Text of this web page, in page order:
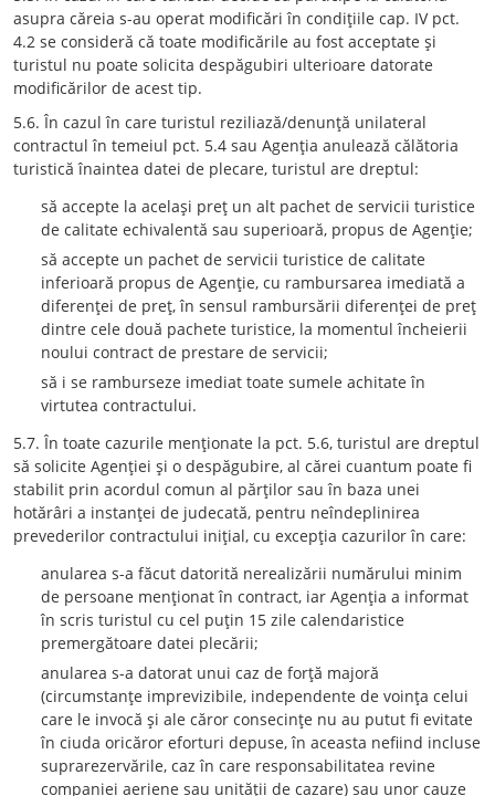
asupra căreia s-au operat modificări în condiţiile cap. IV pct.
4.2 se consideră că toate modificările au fost acceptate şi
turistul nu poate solicita despăgubiri ulterioare datorate
modificărilor de acest tip.
5.6. În cazul în care turistul reziliază/denunţă unilateral
contractul în temeiul pct. 5.4 sau Agenţia anulează călătoria
turistică înaintea datei de plecare, turistul are dreptul:
să accepte la acelaşi preţ un alt pachet de servicii turistice
de calitate echivalentă sau superioară, propus de Agenţie;
să accepte un pachet de servicii turistice de calitate
inferioară propus de Agenţie, cu rambursarea imediată a
diferenţei de preţ, în sensul rambursării diferenţei de preţ
dintre cele două pachete turistice, la momentul încheierii
noului contract de prestare de servicii;
să i se ramburseze imediat toate sumele achitate în
virtutea contractului.
5.7. În toate cazurile menţionate la pct. 5.6, turistul are dreptul
să solicite Agenţiei şi o despăgubire, al cărei cuantum poate fi
stabilit prin acordul comun al părţilor sau în baza unei
hotărâri a instanţei de judecată, pentru neîndeplinirea
prevederilor contractului iniţial, cu excepţia cazurilor în care:
anularea s-a făcut datorită nerealizării numărului minim
de persoane menţionat în contract, iar Agenţia a informat
în scris turistul cu cel puţin 15 zile calendaristice
premergătoare datei plecării;
anularea s-a datorat unui caz de forţă majoră
(circumstanţe imprevizibile, independente de voinţa celui
care le invocă şi ale căror consecinţe nu au putut fi evitate
în ciuda oricăror eforturi depuse, în aceasta nefiind incluse
suprarezervările, caz în care responsabilitatea revine
companiei aeriene sau unităţii de cazare) sau unor cauze